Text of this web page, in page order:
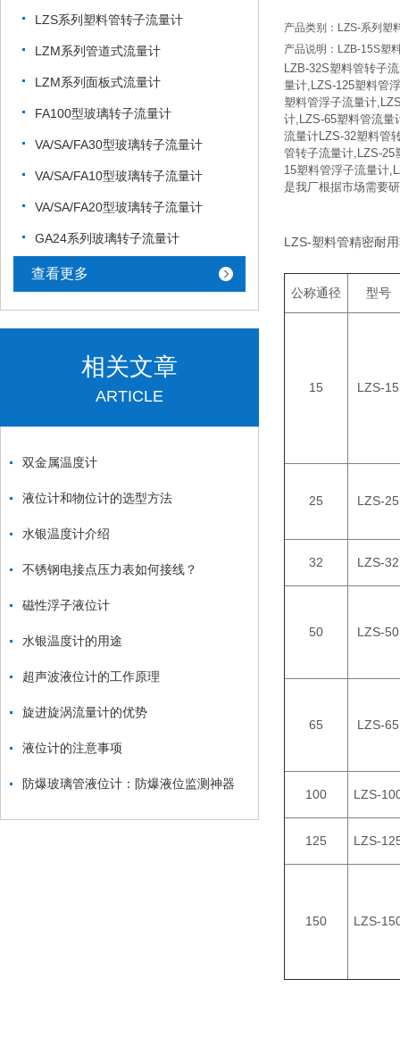
LZS系列塑料管转子流量计
LZM系列管道式流量计
LZM系列面板式流量计
FA100型玻璃转子流量计
VA/SA/FA30型玻璃转子流量计
VA/SA/FA10型玻璃转子流量计
VA/SA/FA20型玻璃转子流量计
GA24系列玻璃转子流量计
查看更多
相关文章
ARTICLE
双金属温度计
液位计和物位计的选型方法
水银温度计介绍
不锈钢电接点压力表如何接线？
磁性浮子液位计
水银温度计的用途
超声波液位计的工作原理
旋进旋涡流量计的优势
液位计的注意事项
防爆玻璃管液位计：防爆液位监测神器
产品类别：LZS-系列塑
产品说明：LZB-15S塑
LZB-32S塑料管转子
量计,LZS-125塑料管
塑料管浮子流量计
计,LZS-65塑料管流量
流量计LZS-32塑料管
管转子流量计,LZS-25
15塑料管浮子流量计
是我厂根据市场需要
LZS-塑料管精密耐
公称通径 型号
15 LZS-15
25 LZS-25
32 LZS-32
50 LZS-50
65 LZS-65
100 LZS-
125 LZS-
150 LZS-